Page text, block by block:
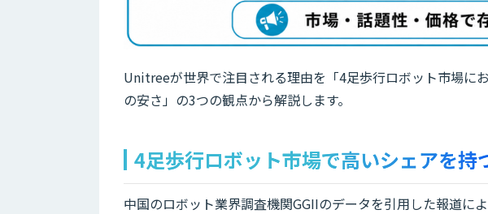
Unitreeが世界で注目される理由を「4足歩行ロボット市場に
の安さ」の3つの観点から解説します。
4足歩行ロボット市場で高いシェアを持
中国のロボット業界調査機関GGIIのデータを引用した報道に